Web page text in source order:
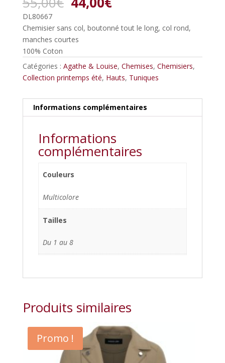
prix
initial
était :
55,00€.
prix
actuel
est :
DL80667
Chemisier sans col, boutonné tout le long, col rond,
manches courtes
100% Coton
Catégories : Agathe & Louise, Chemises, Chemisiers,
Collection printemps été, Hauts, Tuniques
Informations complémentaires
Informations
complémentaires
Couleurs
Multicolore
Tailles
Du 1 au 8
Produits similaires
Promo !